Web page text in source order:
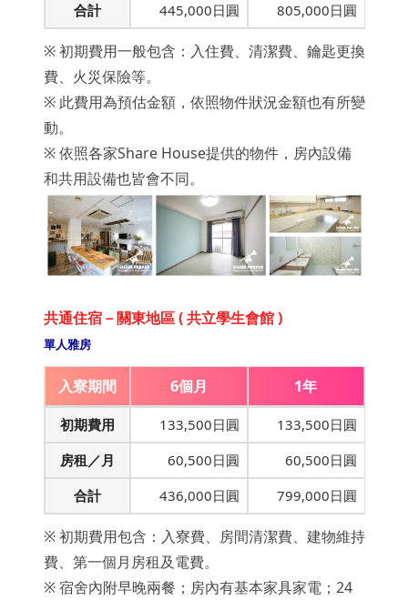
合計
445,000日圓 805,000日圓
※ 初期費用一般包含：入住費、清潔費、鑰匙更換
費、火災保險等。
※ 此費用為預估金額，依照物件狀況金額也有所變
動。
※ 依照各家Share House提供的物件，房內設備
和共用設備也皆會不同。
共通住宿－關東地區 ( 共立學生會館 )
單人雅房
入寮期間 6個月 1年
初期費用 133,500日圓
133,500日圓
房租／月
60,500日圓
60,500日圓
合計
436,000日圓 799,000日圓
※ 初期費用包含：入寮費、房間清潔費、建物維持
費、第一個月房租及電費。
※ 宿舍內附早晚兩餐；房內有基本家具家電；24